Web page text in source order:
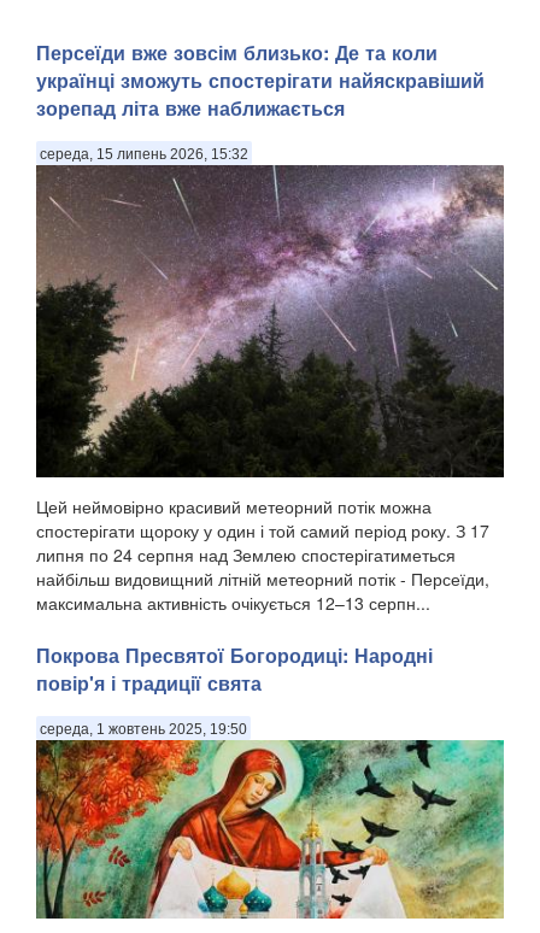
Персеїди вже зовсім близько: Де та коли
українці зможуть спостерігати найяскравіший
зорепад літа вже наближається
середа, 15 липень 2026, 15:32
Цей неймовірно красивий метеорний потік можна
спостерігати щороку у один і той самий період року. З 17
липня по 24 серпня над Землею спостерігатиметься
найбільш видовищний літній метеорний потік - Персеїди,
максимальна активність очікується 12–13 серпн...
Покрова Пресвятої Богородиці: Народні
повір'я і традиції свята
середа, 1 жовтень 2025, 19:50